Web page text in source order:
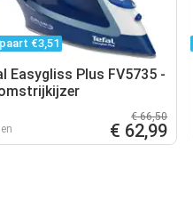
€3,51
Easygliss Plus FV5735 -
€ 66,50
€ 62,99